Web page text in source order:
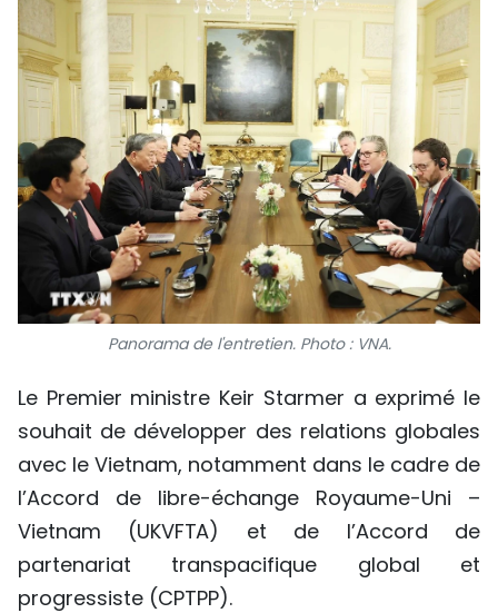
Panorama de l'entretien. Photo : VNA.
Le Premier ministre Keir Starmer a exprimé le
souhait de développer des relations globales
avec le Vietnam, notamment dans le cadre de
l’Accord de libre-échange Royaume-Uni –
Vietnam (UKVFTA) et de l’Accord de
partenariat transpacifique global et
progressiste (CPTPP).